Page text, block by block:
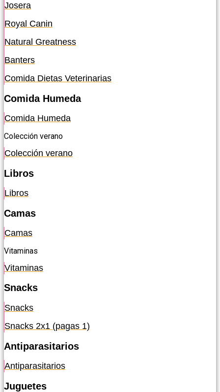
Josera
Royal Canin
Natural Greatness
Banters
Comida Dietas Veterinarias
Comida Humeda
Comida Humeda
Colección verano
Colección verano
Libros
Libros
Camas
Camas
Vitaminas
Vitaminas
Snacks
Snacks
Snacks 2x1 (pagas 1)
Antiparasitarios
Antiparasitarios
Juguetes